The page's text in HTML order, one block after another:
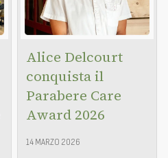
Alice Delcourt
conquista il
Parabere Care
Award 2026
14 MARZO 2026